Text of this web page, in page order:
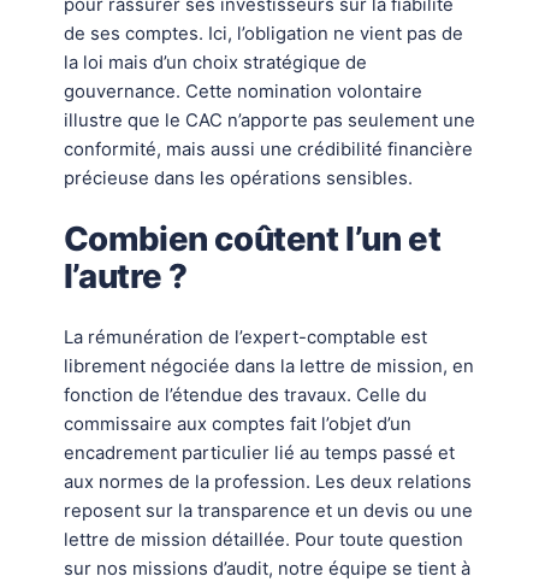
pour rassurer ses investisseurs sur la fiabilité
de ses comptes. Ici, l’obligation ne vient pas de
la loi mais d’un choix stratégique de
gouvernance. Cette nomination volontaire
illustre que le CAC n’apporte pas seulement une
conformité, mais aussi une crédibilité financière
précieuse dans les opérations sensibles.
Combien coûtent l’un et
l’autre ?
La rémunération de l’expert-comptable est
librement négociée dans la lettre de mission, en
fonction de l’étendue des travaux. Celle du
commissaire aux comptes fait l’objet d’un
encadrement particulier lié au temps passé et
aux normes de la profession. Les deux relations
reposent sur la transparence et un devis ou une
lettre de mission détaillée. Pour toute question
sur nos missions d’audit, notre équipe se tient à